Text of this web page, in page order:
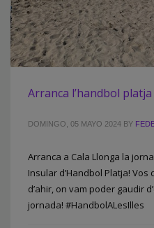
Arranca l’handbol
DOMINGO, 05 MAYO 2024 BY
Arranca a Cala Llonga la
Insular d’Handbol Platja! Vos
d’ahir, on vam poder gaudir
jornada! #HandbolALesIlles